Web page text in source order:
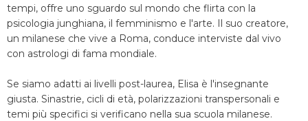
tempi, offre uno sguardo sul mondo che flirta con la
psicologia junghiana, il femminismo e l'arte. Il suo creatore,
un milanese che vive a Roma, conduce interviste dal vivo
con astrologi di fama mondiale.
Se siamo adatti ai livelli post-laurea, Elisa è l'insegnante
giusta. Sinastrie, cicli di età, polarizzazioni transpersonali e
temi più specifici si verificano nella sua scuola milanese.